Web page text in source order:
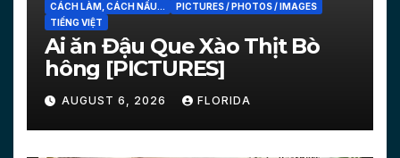
CÁCH LÀM, CÁCH NẤU...
PICTURES / PHOTOS / IMAGES
TIẾNG VIỆT
Ai ăn Đậu Que Xào Thịt Bò
hông [PICTURES]
AUGUST 6, 2026 FLORIDA